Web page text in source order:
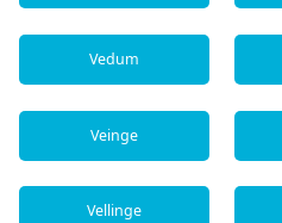
Vedum
Veinge
Vellinge